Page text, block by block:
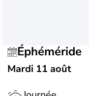
Éphéméride
Mardi 11 août